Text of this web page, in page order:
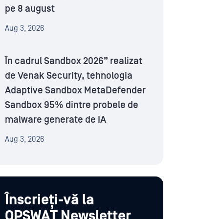
pe 8 august
Aug 3, 2026
În cadrul Sandbox 2026” realizat
de Venak Security, tehnologia
Adaptive Sandbox MetaDefender
Sandbox 95% dintre probele de
malware generate de IA
Aug 3, 2026
Înscrieți-vă la